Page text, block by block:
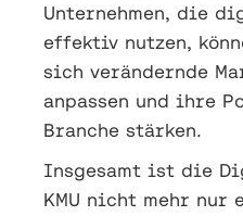
Unternehmen, die
effektiv nutzen,
sich verändernde
anpassen und ihre
Branche stärken.
Insgesamt ist die
KMU nicht mehr nur